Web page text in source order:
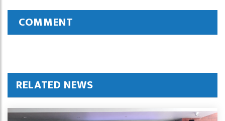
COMMENT
RELATED NEWS